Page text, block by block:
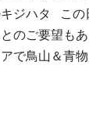
ジハタ この
のご要望も
で鳥山＆青